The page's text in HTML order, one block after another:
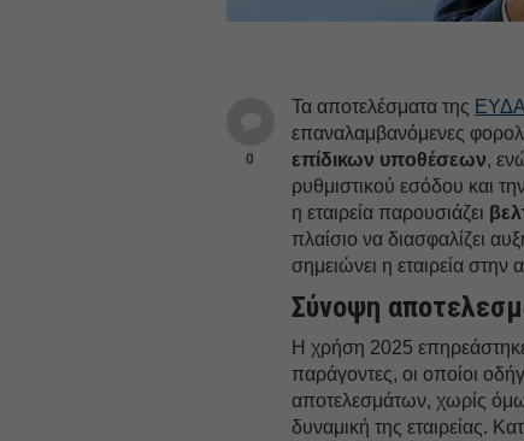
0
Τα αποτελέσματα της
επαναλαμβανόμενες
επίδικων υποθέσεων,
ρυθμιστικού εσόδου και
η εταιρεία παρουσιάζει
πλαίσιο να διασφαλίζει
σημειώνει η εταιρεία
Σύνοψη
Η χρήση 2025
παράγοντες, οι οποίοι
αποτελεσμάτων, χωρίς
δυναμική της εταιρείας.